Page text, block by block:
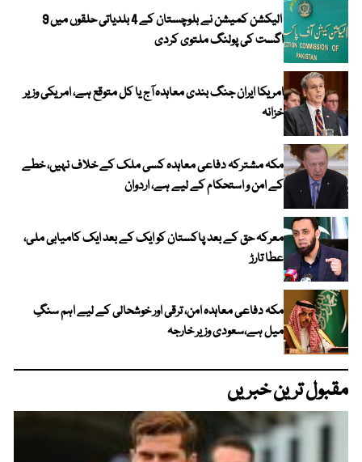
الیکشن کمیشن نے بلوچستان کے 4 بلدیاتی حلقوں میں 9
اگست کی پولنگ ملتوی کردی
امریکا ایران جنگ بندی معاہدہ آج یا کل متوقع ہے، امریکی وزیر
خزانہ
مکہ مشترکہ دفاعی معاہدہ کسی ملک کے خلاف نہیں، خطے
کے امن و استحکام کے لیے ہے، اردوان
معرکہ حق کے بعد پاکستان کو ایک کے بعد ایک کامیابی ملی،
عطا تارڑ
مکہ دفاعی معاہدہ امن، ترقی اور خوشحالی کے لیے اہم سنگِ
میل ہے،سعودی وزیر خارجہ
مقبول ترین خبریں